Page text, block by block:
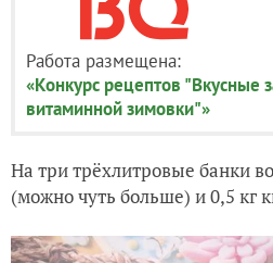
Работа размещена:
«Конкурс рецептов "Вкусные
витаминной зимовки"»
На три трёхлитровые банки
(можно чуть больше) и 0,5 кг